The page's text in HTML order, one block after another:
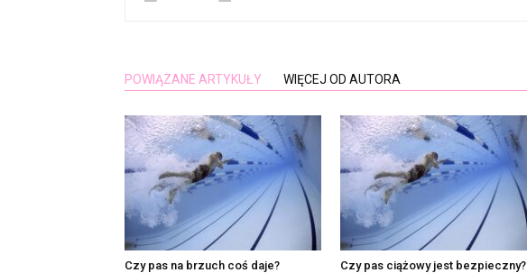
POWIĄZANE ARTYKUŁY WIĘCEJ OD AUTORA
Czy pas na brzuch coś daje? Czy pas ciążowy jest bezpieczny?